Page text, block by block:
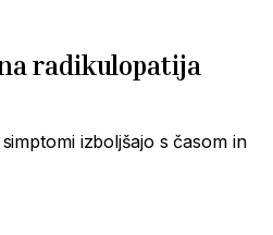
radikulopatija
izboljšajo s časom in